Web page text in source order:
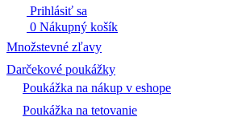
Prihlásiť sa
0 Nákupný košík
Množstevné zľavy
Darčekové poukážky
Poukážka na nákup v eshope
Poukážka na tetovanie